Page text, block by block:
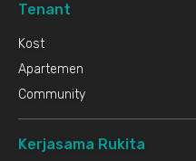
Tenant
Kost
Apartemen
Community
Kerjasama Rukita